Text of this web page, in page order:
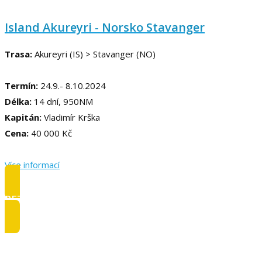
Island Akureyri - Norsko Stavanger
Trasa: Akureyri (IS) > Stavanger (NO)
Termín: 24.9.- 8.10.2024
Délka: 14 dní, 950NM
Kapitán: Vladimír Krška
Cena: 40 000 Kč
Více informací
REZERVOVAT